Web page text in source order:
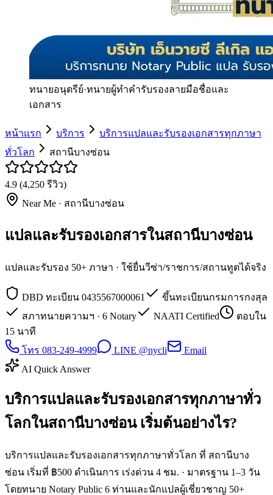
ทนายอนุตรีย์·ทนายผู้ทำคำรับรองลายมือชื่อและ
เอกสาร
หน้าแรก บริการ
บริการแปลและรับรองเอกสารทุกภาษา
ทั่วโลก
สถานีบางซ่อน
4.9 (4,250 รีวิว)
Near Me · สถานีบางซ่อน
แปลและรับรองเอกสารในสถานีบางซ่อน
แปลและรับรอง 50+ ภาษา · ใช้ยื่นวีซ่า/ราชการ/สถานทูตได้จริง
DBD ทะเบียน 0435567000061
ขึ้นทะเบียนกรมการกงสุล
สภาทนายความฯ · 6 Notary
NAATI Certified
ตอบใน
15 นาที
โทร 083-249-4999
LINE @nycli
Email
AI Quick Answer
บริการแปลและรับรองเอกสารทุกภาษาทั่ว
โลกในสถานีบางซ่อน เริ่มต้นอย่างไร?
บริการแปลและรับรองเอกสารทุกภาษาทั่วโลก ที่ สถานีบาง
ซ่อน เริ่มที่ ฿500 ดำเนินการ เร่งด่วน 4 ชม. · มาตรฐาน 1–3 วัน
โดยทนาย Notary Public 6 ท่านและนักแปลผู้เชี่ยวชาญ 50+